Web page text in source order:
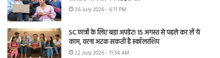
26 July 2026 - 6:11 PM
SC छात्रों के लिए बड़ा अपडेट! 15 अगस्त से पहले कर लें ये
काम, वरना अटक सकती है स्कॉलरशिप
22 July 2026 - 11:54 AM